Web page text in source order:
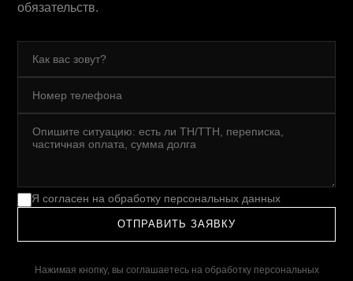
обязательств.
Я согласен на обработку персональных данных
ОТПРАВИТЬ ЗАЯВКУ
Нажимая кнопку, вы соглашаетесь на обработку персональных